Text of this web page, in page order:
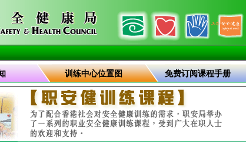
训练中心位置图 免费订阅课程手册